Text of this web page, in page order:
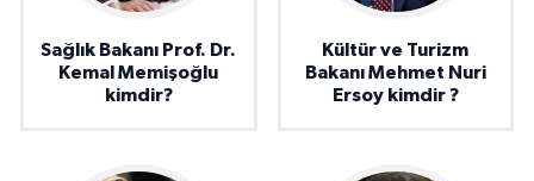
Sağlık Bakanı Prof. Dr.
Kemal Memişoğlu
kimdir?
Kültür ve Turizm
Bakanı Mehmet Nuri
Ersoy kimdir ?